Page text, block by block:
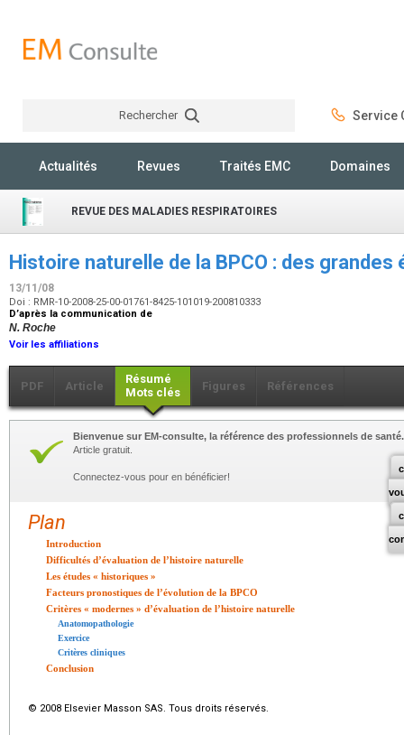
Rechercher Service
Actualités Revues Traités EMC Domaines
REVUE DES MALADIES RESPIRATOIRES
Histoire naturelle de la BPCO : des
13/11/08
Doi : RMR-10-2008-25-00-01761-8425-101019-200810333
D’après la communication de
N. Roche
Voir les affiliations
PDF Article
Résumé
Mots clés
Figures Références
Bienvenue sur EM-consulte, la référence des professionnels de santé.
Article gratuit.
Connectez-vous pour en bénéficier!
Plan
Introduction
Difficultés d’évaluation de l’histoire naturelle
Les études « historiques »
Facteurs pronostiques de l’évolution de la BPCO
Critères « modernes » d’évaluation de l’histoire naturelle
Anatomopathologie
Exercice
Critères cliniques
Conclusion
© 2008 Elsevier Masson SAS. Tous droits réservés.